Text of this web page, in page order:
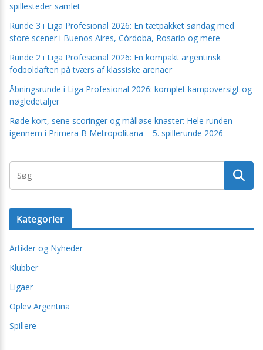
spillesteder samlet
Runde 3 i Liga Profesional 2026: En tætpakket søndag med
store scener i Buenos Aires, Córdoba, Rosario og mere
Runde 2 i Liga Profesional 2026: En kompakt argentinsk
fodboldaften på tværs af klassiske arenaer
Åbningsrunde i Liga Profesional 2026: komplet kampoversigt og
nøgledetaljer
Røde kort, sene scoringer og målløse knaster: Hele runden
igennem i Primera B Metropolitana – 5. spillerunde 2026
Kategorier
Artikler og Nyheder
Klubber
Ligaer
Oplev Argentina
Spillere